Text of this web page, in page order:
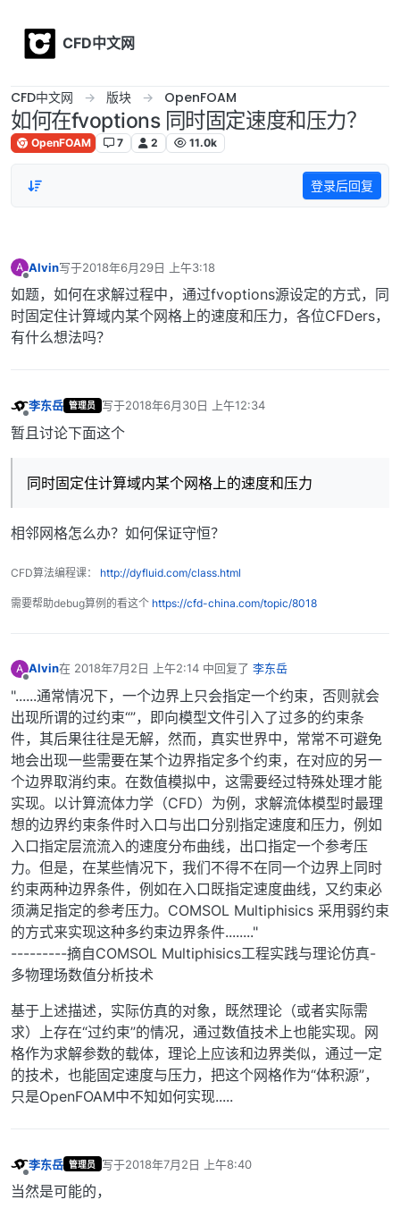
CFD中文网
CFD中文网 版块 OpenFOAM
如何在fvoptions 同时固定速度和压力？
OpenFOAM 7 2 11.0k
登录后回复
A Alvin写于2018年6月29日 上午3:18
最后由 编辑
如题，如何在求解过程中，通过fvoptions源设定的方式，同
时固定住计算域内某个网格上的速度和压力，各位CFDers，
有什么想法吗？
李东岳 管理员 写于2018年6月30日 上午12:34
最后由 编辑
暂且讨论下面这个
同时固定住计算域内某个网格上的速度和压力
相邻网格怎么办？如何保证守恒？
CFD算法编程课： http://dyfluid.com/class.html
需要帮助debug算例的看这个 https://cfd-china.com/topic/8018
A Alvin在 2018年7月2日 上午2:14 中回复了 李东岳
最后由 编辑
"......通常情况下，一个边界上只会指定一个约束，否则就会
出现所谓的过约束“”，即向模型文件引入了过多的约束条
件，其后果往往是无解，然而，真实世界中，常常不可避免
地会出现一些需要在某个边界指定多个约束，在对应的另一
个边界取消约束。在数值模拟中，这需要经过特殊处理才能
实现。以计算流体力学（CFD）为例，求解流体模型时最理
想的边界约束条件时入口与出口分别指定速度和压力，例如
入口指定层流流入的速度分布曲线，出口指定一个参考压
力。但是，在某些情况下，我们不得不在同一个边界上同时
约束两种边界条件，例如在入口既指定速度曲线，又约束必
须满足指定的参考压力。COMSOL Multiphisics 采用弱约束
的方式来实现这种多约束边界条件........"
---------摘自COMSOL Multiphisics工程实践与理论仿真-
多物理场数值分析技术
基于上述描述，实际仿真的对象，既然理论（或者实际需
求）上存在“过约束”的情况，通过数值技术上也能实现。网
格作为求解参数的载体，理论上应该和边界类似，通过一定
的技术，也能固定速度与压力，把这个网格作为“体积源”，
只是OpenFOAM中不知如何实现.....
李东岳 管理员 写于2018年7月2日 上午8:40
最后由 编辑
当然是可能的，